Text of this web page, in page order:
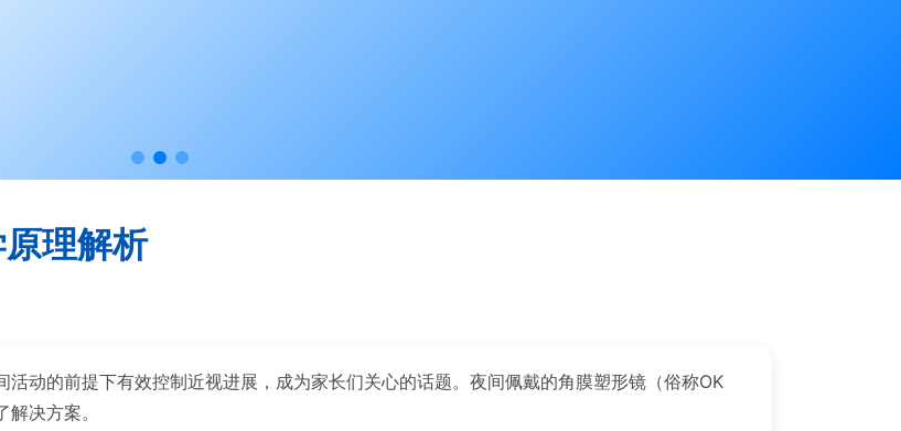
理解析
动的前提下有效控制近视进展，成为家长们关心的话题。夜间佩戴的角膜塑形镜（俗称OK
决方案。